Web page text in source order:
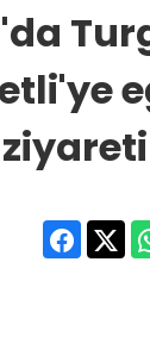
Ahmetli'ye
ziyareti
ziyareti